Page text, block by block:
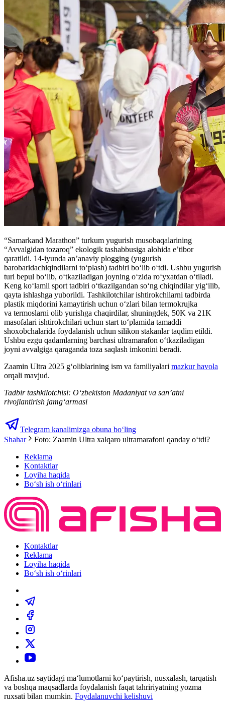
“Samarkand Marathon” turkum yugurish musobaqalarining
“Avvalgidan tozaroq” ekologik tashabbusiga alohida e’tibor
qaratildi. 14-iyunda an’anaviy plogging (yugurish
barobaridachiqindilarni to‘plash) tadbiri bo‘lib o‘tdi. Ushbu yugurish
turi bepul bo‘lib, o‘tkaziladigan joyning o‘zida ro‘yxatdan o‘tiladi.
Keng ko‘lamli sport tadbiri o‘tkazilgandan so‘ng chiqindilar yig‘ilib,
qayta ishlashga yuborildi. Tashkilotchilar ishtirokchilarni tadbirda
plastik miqdorini kamaytirish uchun o‘zlari bilan termokrujka
va termoslarni olib yurishga chaqirdilar, shuningdek, 50K va 21K
masofalari ishtirokchilari uchun start to‘plamida tamaddi
shoxobchalarida foydalanish uchun silikon stakanlar taqdim etildi.
Ushbu ezgu qadamlarning barchasi ultramarafon o‘tkaziladigan
joyni avvalgiga qaraganda toza saqlash imkonini beradi.
Zaamin Ultra 2025 g‘oliblarining ism va familiyalari mazkur havola
orqali mavjud.
Tadbir tashkilotchisi: O‘zbekiston Madaniyat va san’atni
rivojlantirish jamg‘armasi
Telegram kanalimizga obuna bo‘ling
Shahar
Foto: Zaamin Ultra xalqaro ultramarafoni qanday oʻtdi?
Reklama
Kontaktlar
Loyiha haqida
Bo‘sh ish o‘rinlari
Kontaktlar
Reklama
Loyiha haqida
Bo‘sh ish o‘rinlari
Afisha.uz saytidagi ma‘lumotlarni ko‘paytirish, nusxalash, tarqatish
va boshqa maqsadlarda foydalanish faqat tahririyatning yozma
ruxsati bilan mumkin. Foydalanuvchi kelishuvi